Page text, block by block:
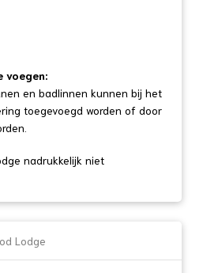
voegen:
en badlinnen kunnen bij het
toegevoegd worden of door
nadrukkelijk niet
Lodge